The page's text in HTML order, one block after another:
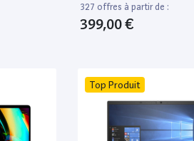
327 offres à partir de :
399,00 €
Top Produit